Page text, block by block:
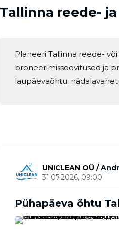
Tallinna reede-
Planeeri Tallinna reede-
broneerimissoovitused ja
laupäevaõhtu:
UNICLEAN OÜ /
31.07.2026, 09:00
Pühapäeva õhtu